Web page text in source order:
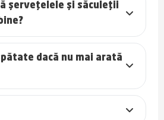
șervețelele și săculeții
dacă nu mai arată